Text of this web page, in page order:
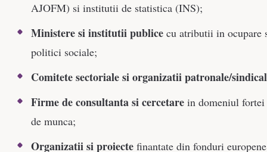
AJOFM) si institutii de statistica (INS);
Ministere si institutii publice cu atributii in ocupare
politici sociale;
Comitete sectoriale si organizatii patronale/
Firme de consultanta si cercetare in domeniul fortei
de munca;
Organizatii si proiecte finantate din fonduri europene